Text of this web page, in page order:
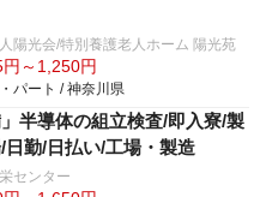
陽光会/特別養護老人ホーム 陽光苑
～1,250円
パート / 神奈川県
」半導体の組立検査/即入寮/製
日勤/日払い/工場・製造
センター